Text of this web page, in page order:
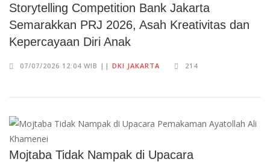
Storytelling Competition Bank Jakarta
Semarakkan PRJ 2026, Asah Kreativitas dan
Kepercayaan Diri Anak
07/07/2026 12:04 WIB || DKI JAKARTA 214
Mojtaba Tidak Nampak di Upacara